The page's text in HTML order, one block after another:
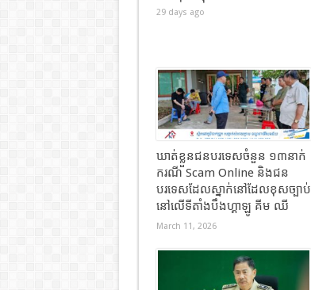
29 days ago
ឃាត់ខ្លួនជនបរទេសចំនួន ១៣នាក់
ករណី Scam Online និងជន
បរទេសដែលស្នាក់នៅដែលខុសច្បាប់
នៅលើទីតាំងបឹងហ្គាឡូ គីម ឈី
March 11, 2026